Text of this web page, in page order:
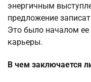
энергичным
предложение
Это было началом
карьеры.
В чем заключается